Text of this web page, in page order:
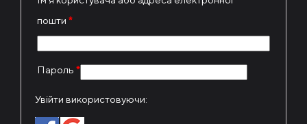
пошти *
Пароль *
Увійти використовуючи: